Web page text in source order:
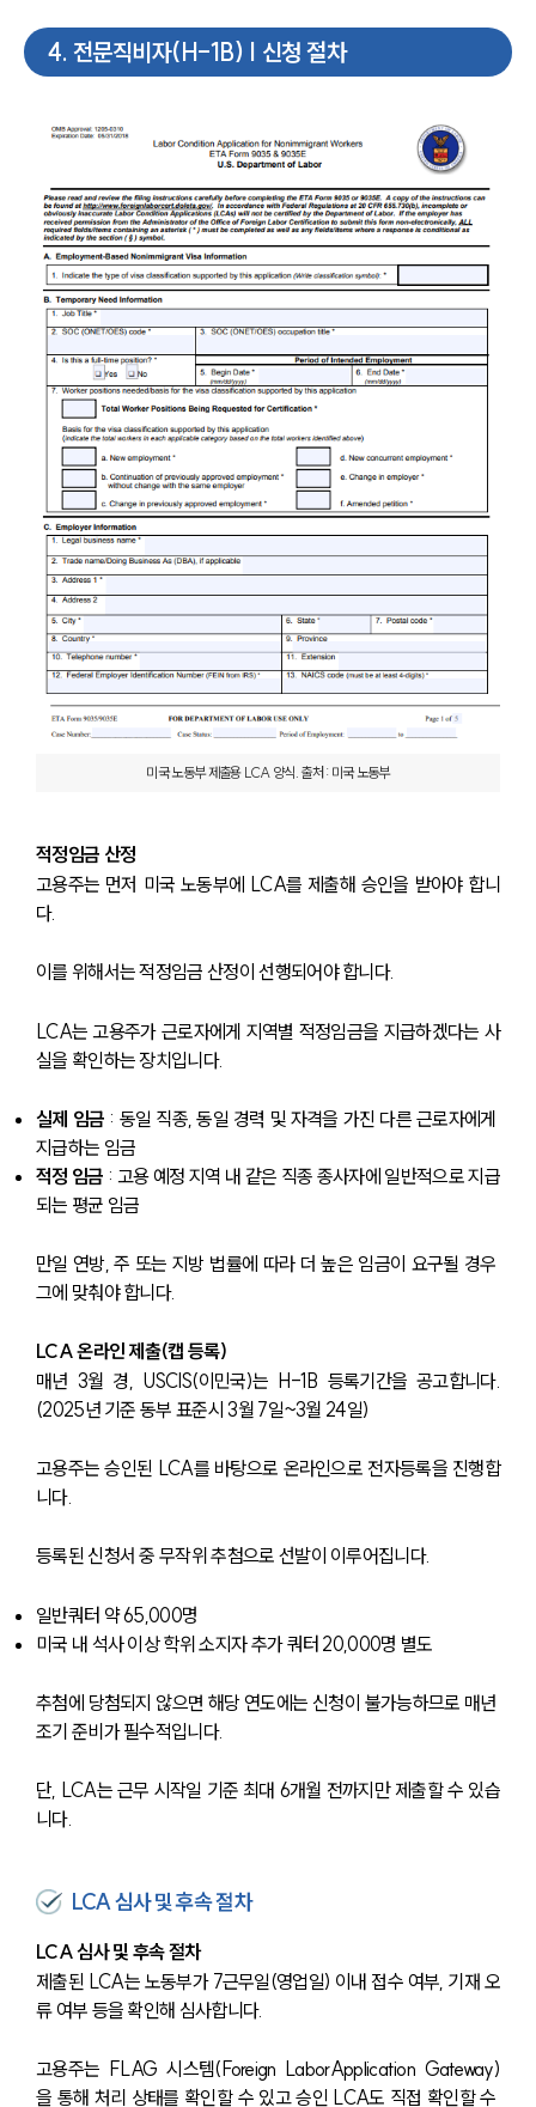
4. 전문직비자(H-1B) | 신청 절차
미국 노동부 제출용 LCA 양식. 출처 : 미국 노동부
적정임금 산정
고용주는 먼저 미국 노동부에 LCA를 제출해 승인을 받아야 합니
다.
이를 위해서는 적정임금 산정이 선행되어야 합니다.
LCA는 고용주가 근로자에게 지역별 적정임금을 지급하겠다는 사
실을 확인하는 장치입니다.
실제 임금 : 동일 직종, 동일 경력 및 자격을 가진 다른 근로자에게
지급하는 임금
적정 임금 : 고용 예정 지역 내 같은 직종 종사자에 일반적으로 지급
되는 평균 임금
만일 연방, 주 또는 지방 법률에 따라 더 높은 임금이 요구될 경우
그에 맞춰야 합니다.
LCA 온라인 제출(캡 등록)
매년 3월 경, USCIS(이민국)는 H-1B 등록기간을 공고합니다.
(2025년 기준 동부 표준시 3월 7일~3월 24일)
고용주는 승인된 LCA를 바탕으로 온라인으로 전자등록을 진행합
니다.
등록된 신청서 중 무작위 추첨으로 선발이 이루어집니다.
일반쿼터 약 65,000명
미국 내 석사 이상 학위 소지자 추가 쿼터 20,000명 별도
추첨에 당첨되지 않으면 해당 연도에는 신청이 불가능하므로 매년
조기 준비가 필수적입니다.
단, LCA는 근무 시작일 기준 최대 6개월 전까지만 제출할 수 있습
니다.
LCA 심사 및 후속 절차
LCA 심사 및 후속 절차
제출된 LCA는 노동부가 7근무일(영업일) 이내 접수 여부, 기재 오
류 여부 등을 확인해 심사합니다.
고용주는 FLAG 시스템(Foreign LaborApplication Gateway)
을 통해 처리 상태를 확인할 수 있고 승인 LCA도 직접 확인할 수